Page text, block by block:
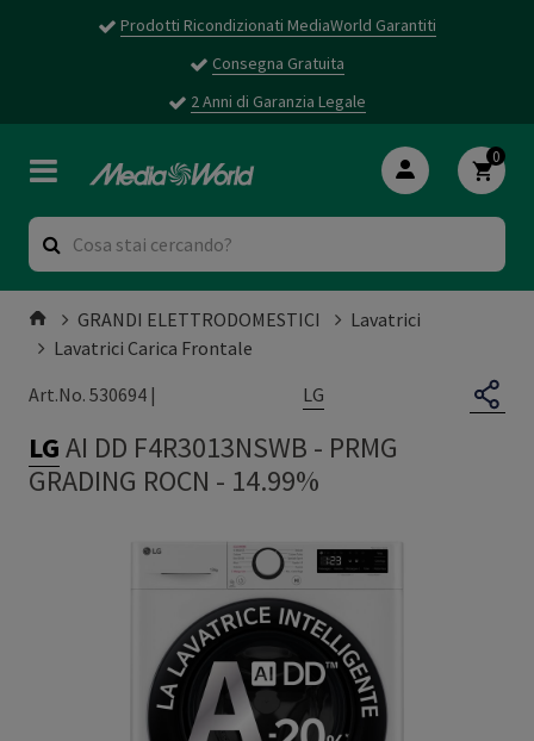
Prodotti Ricondizionati MediaWorld Garantiti
Consegna Gratuita
2 Anni di Garanzia Legale
0
GRANDI ELETTRODOMESTICI
Lavatrici
Lavatrici Carica Frontale
Art.No. 530694 |
LG
LGAI DD F4R3013NSWB - PRMG
GRADING ROCN - 14.99%